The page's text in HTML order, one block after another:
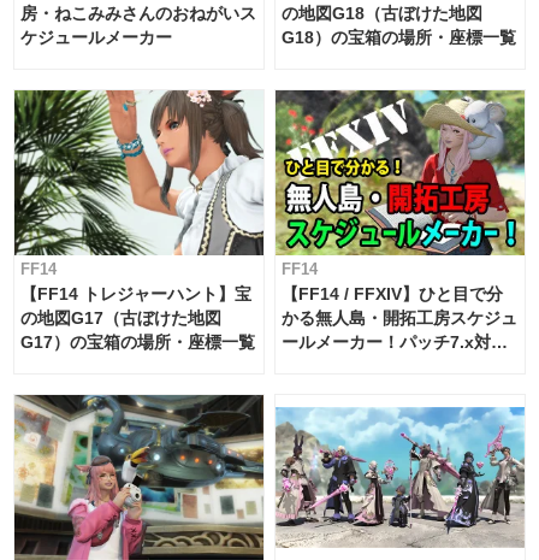
房・ねこみみさんのおねがいス
ケジュールメーカー
の地図G18（古ぼけた地図
G18）の宝箱の場所・座標一覧
FF14
【FF14 トレジャーハント】宝
の地図G17（古ぼけた地図
G17）の宝箱の場所・座標一覧
FF14
【FF14 / FFXIV】ひと目で分
かる無人島・開拓工房スケジュ
ールメーカー！パッチ7.x対応